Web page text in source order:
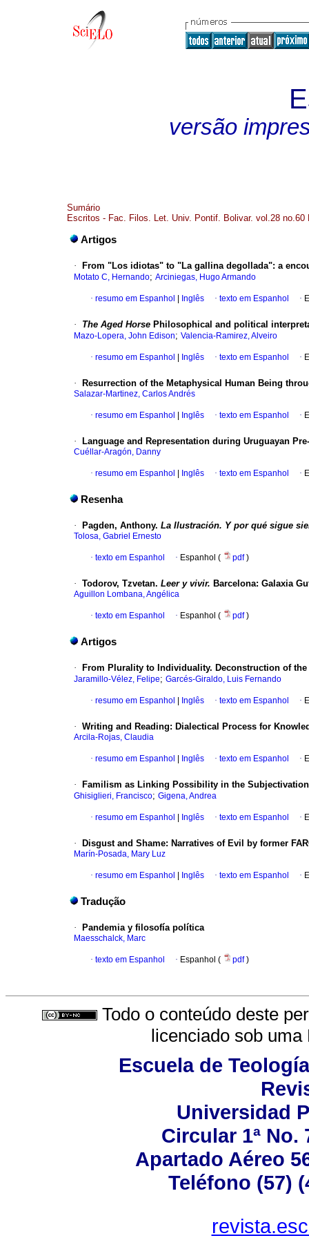
versão
Sumário
Escritos - Fac. Filos. Let. Univ. Pontif. Bolivar. vol.28 no.60
Artigos
· From "Los idiotas" to "La gallina degollada": a
Motato C, Hernando; Arciniegas, Hugo Armando
· resumo em Espanhol Inglês · texto em Espanhol ·
· The Aged Horse Philosophical and political
Mazo-Lopera, John Edison; Valencia-Ramirez, Alveiro
· resumo em Espanhol Inglês · texto em Espanhol ·
· Resurrection of the Metaphysical Human Being
Salazar-Martinez, Carlos Andrés
· resumo em Espanhol Inglês · texto em Espanhol ·
· Language and Representation during Uruguayan
Cuéllar-Aragón, Danny
· resumo em Espanhol Inglês · texto em Espanhol ·
Resenha
· Pagden, Anthony. La Ilustración. Y por qué sigue
Tolosa, Gabriel Ernesto
· texto em Espanhol · Espanhol ( pdf)
· Todorov, Tzvetan. Leer y vivir. Barcelona: Galaxia
Aguillon Lombana, Angélica
· texto em Espanhol · Espanhol ( pdf)
Artigos
· From Plurality to Individuality. Deconstruction of
Jaramillo-Vélez, Felipe; Garcés-Giraldo, Luis Fernando
· resumo em Espanhol Inglês · texto em Espanhol ·
· Writing and Reading: Dialectical Process for
Arcila-Rojas, Claudia
· resumo em Espanhol Inglês · texto em Espanhol ·
· Familism as Linking Possibility in the
Ghisiglieri, Francisco; Gigena, Andrea
· resumo em Espanhol Inglês · texto em Espanhol ·
· Disgust and Shame: Narratives of Evil by former
Marín-Posada, Mary Luz
· resumo em Espanhol Inglês · texto em Espanhol ·
Tradução
· Pandemia y filosofía política
Maesschalck, Marc
· texto em Espanhol · Espanhol ( pdf)
Todo o conteúdo deste
licenciado sob uma
Escuela de
Universidad
Circular 1ª No.
Apartado Aéreo
Teléfono (57)